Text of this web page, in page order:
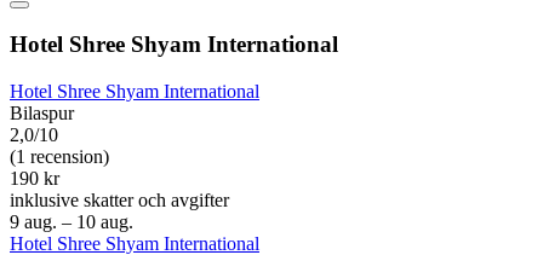
Hotel Shree Shyam International
Hotel Shree Shyam International
Bilaspur
2,0/10
(1 recension)
190 kr
inklusive skatter och avgifter
9 aug. – 10 aug.
Hotel Shree Shyam International